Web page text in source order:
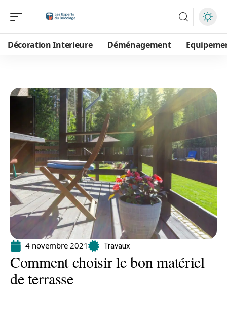
Décoration Interieure Déménagement
4 novembre 2021 Travaux
Comment choisir le bon matériel
de terrasse